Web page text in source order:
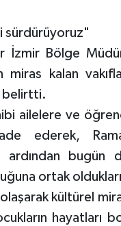
sürdürüyoruz"
İzmir Bölge
kalan
belirtti.
ailelere ve
ederek,
ardından
ortak
kültürel
hayatları